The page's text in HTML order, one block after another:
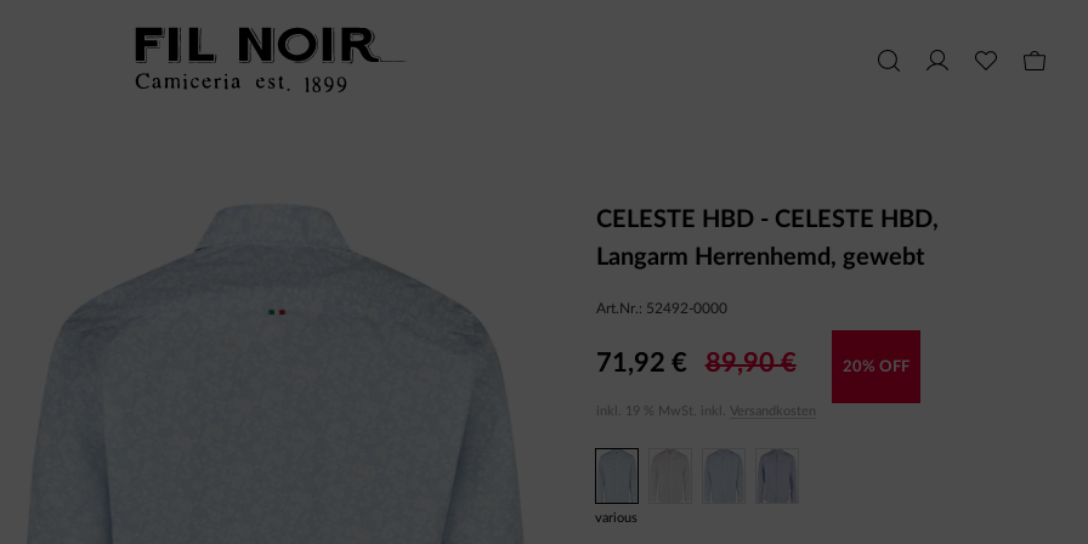
CELESTE HBD - CELESTE HBD,
Langarm Herrenhemd, gewebt
Art.Nr.: 52492-0000
71,92 € 89,90 € 20% OFF
inkl. 19 % MwSt. inkl. Versandkosten
various